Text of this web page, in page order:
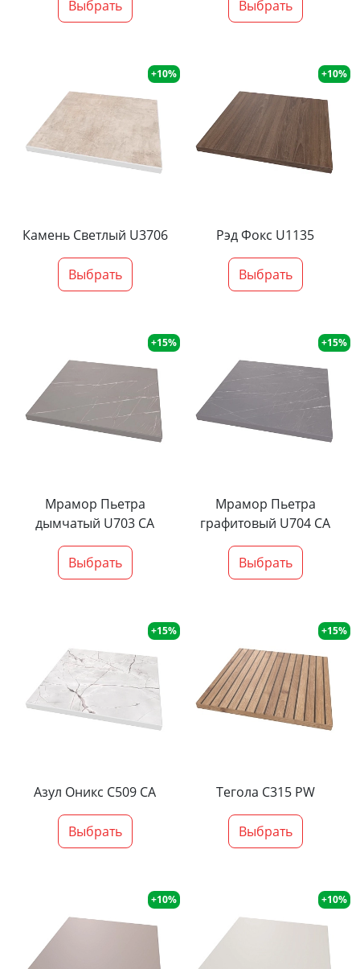
Выбрать Выбрать
+10%
Камень Светлый U3706
Выбрать
+10%
Рэд Фокс U1135
Выбрать
+15%
Мрамор Пьетра
дымчатый U703 CA
Выбрать
+15%
Мрамор Пьетра
графитовый U704 CA
Выбрать
+15%
Азул Оникс С509 СА
Выбрать
+15%
Тегола С315 PW
Выбрать
+10% +10%